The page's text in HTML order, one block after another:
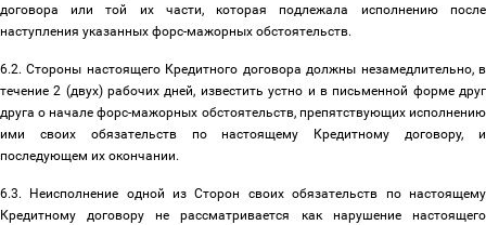
договора или той их части, которая подлежала исполнению после
наступления указанных форс-мажорных обстоятельств.
6.2. Стороны настоящего Кредитного договора должны незамедлительно, в
течение 2 (двух) рабочих дней, известить устно и в письменной форме друг
друга о начале форс-мажорных обстоятельств, препятствующих исполнению
ими своих обязательств по настоящему Кредитному договору, и
последующем их окончании.
6.3. Неисполнение одной из Сторон своих обязательств по настоящему
Кредитному договору не рассматривается как нарушение настоящего